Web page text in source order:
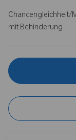
Chancengleichheit/
mit Behinderung